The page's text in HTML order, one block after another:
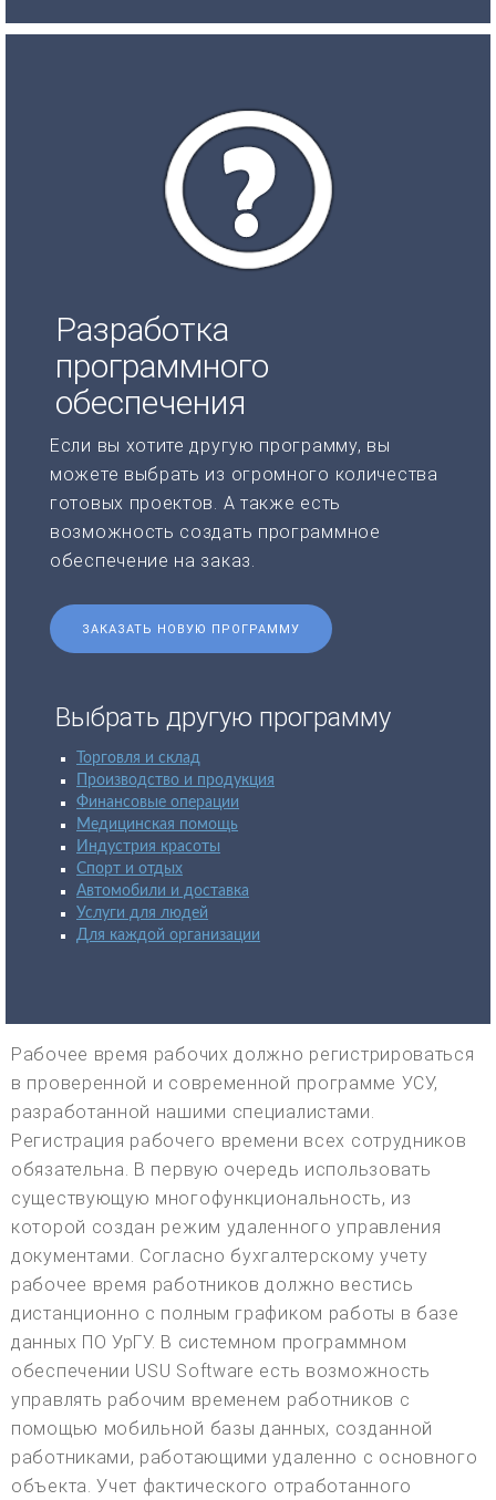
Разработка
программного
обеспечения
Если вы хотите другую программу, вы
можете выбрать из огромного количества
готовых проектов. А также есть
возможность создать программное
обеспечение на заказ.
ЗАКАЗАТЬ НОВУЮ ПРОГРАММУ
Выбрать другую программу
Торговля и склад
Производство и продукция
Финансовые операции
Медицинская помощь
Индустрия красоты
Спорт и отдых
Автомобили и доставка
Услуги для людей
Для каждой организации
Рабочее время рабочих должно регистрироваться
в проверенной и современной программе УСУ,
разработанной нашими специалистами.
Регистрация рабочего времени всех сотрудников
обязательна. В первую очередь использовать
существующую многофункциональность, из
которой создан режим удаленного управления
документами. Согласно бухгалтерскому учету
рабочее время работников должно вестись
дистанционно с полным графиком работы в базе
данных ПО УрГУ. В системном программном
обеспечении USU Software есть возможность
управлять рабочим временем работников с
помощью мобильной базы данных, созданной
работниками, работающими удаленно с основного
объекта. Учет фактического отработанного